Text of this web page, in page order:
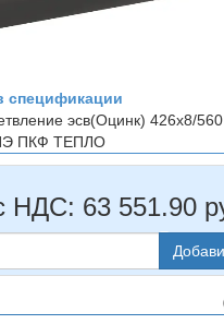
спецификации
эсв(Оцинк) 426х8/
ПКФ ТЕПЛО
НДС: 63 551.90